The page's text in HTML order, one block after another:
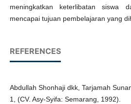
meningkatkan keterlibatan siswa
mencapai tujuan pembelajaran yang
REFERENCES
Abdullah Shonhaji dkk, Tarjamah
1, (CV. Asy-Syifa: Semarang, 1992).